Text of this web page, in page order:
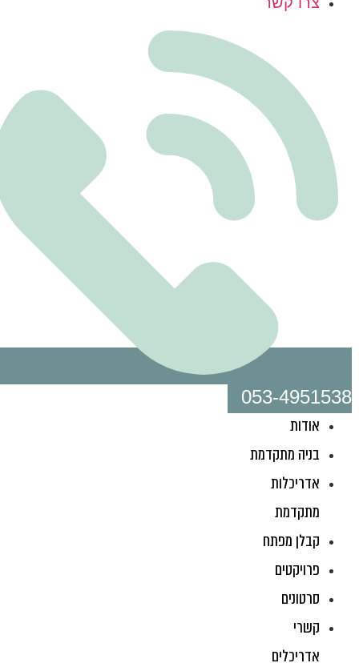
053-4951538
אודות
בניה מתקדמת
אדריכלות
מתקדמת
קבלן מפתח
פרויקטים
סרטונים
קשרי
אדריכלים